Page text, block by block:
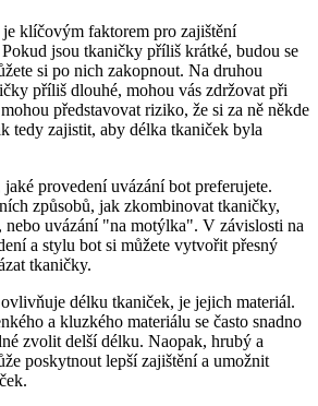
klíčovým faktorem pro zajištění‌
⁤jsou tkaničky příliš krátké, budou se
si po ‍nich zakopnout. Na druhou
příliš dlouhé, mohou vás zdržovat při
představovat riziko, že si za ně někde
tedy zajistit, aby délka tkaniček byla
provedení uvázání bot⁢ preferujete.
způsobů, jak ⁣zkombinovat tkaničky,
uvázání "na motýlka". V závislosti na
a stylu ⁤bot si můžete vytvořit přesný
tkaničky.
délku tkaniček, je jejich materiál.
a kluzkého materiálu se často snadno
zvolit ⁤delší délku. ⁤Naopak, hrubý a
poskytnout lepší zajištění a umožnit